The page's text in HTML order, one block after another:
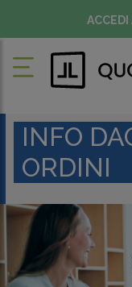
ACCEDI
INFO
ORDINI